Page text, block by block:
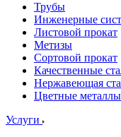
Трубы
Инженерные
Листовой прокат
Метизы
Сортовой прокат
Качественные
Нержавеющая
Цветные металлы
Услуги